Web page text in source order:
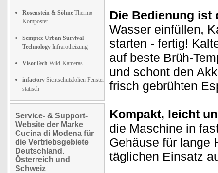
Rosenstein & Söhne Thermo
Komposter
Semptec Urban Survival
Technology Infrarotheizung
VisorTech Wild-Kameras
infactory Sichtschutzfolien Fenster
statisch
Service- & Support-
Website der Marke
Cucina di Modena für
die Vertriebsgebiete
Deutschland,
Österreich und
Schweiz
Die Bedienung ist
Wasser einfüllen,
starten - fertig!
auf beste Brüh-
und schont den
frisch gebrühten
Kompakt, leicht
die Maschine in
Gehäuse für lange
täglichen Einsatz